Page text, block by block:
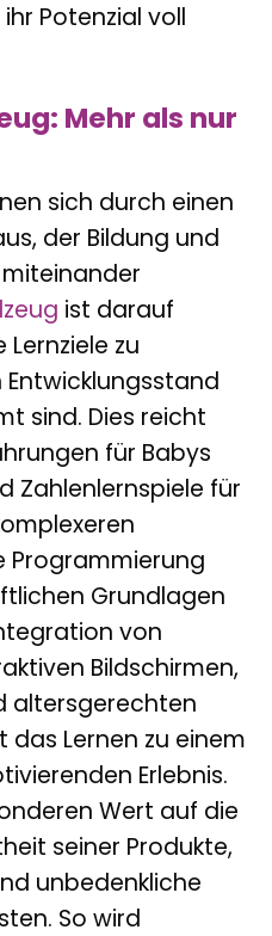
Potenzial voll
Mehr als nur
sich durch einen
der Bildung und
ist darauf
zu
sind. Dies reicht
für Babys
Zahlenlernspiele für
Programmierung
Grundlagen
von
Bildschirmen,
altersgerechten
Lernen zu einem
Erlebnis.
Wert auf die
seiner Produkte,
unbedenkliche
So wird